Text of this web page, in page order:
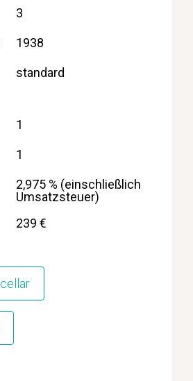
3
1938
standard
1
1
2,975 % (einschließlich
Umsatzsteuer)
239 €
cellar